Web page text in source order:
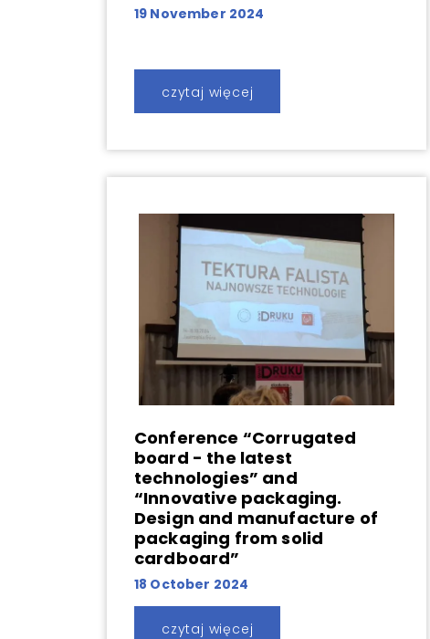
19 November 2024
czytaj więcej
Conference “Corrugated
board - the latest
technologies” and
“Innovative packaging.
Design and manufacture of
packaging from solid
cardboard”
18 October 2024
czytaj więcej